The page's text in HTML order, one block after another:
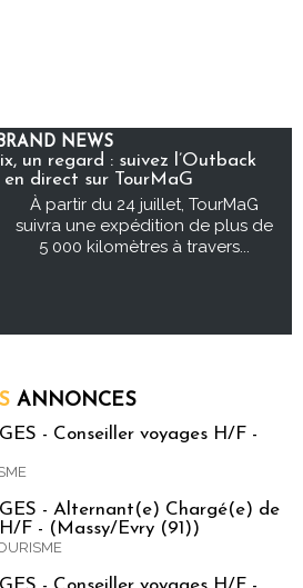
NEWS
un regard : suivez l’Outback
direct sur TourMaG
À partir du 24 juillet, TourMaG
suivra une expédition de plus de
5 000 kilomètres à travers...
ANNONCES
- Conseiller voyages H/F -
- Alternant(e) Chargé(e) de
F - (Massy/Evry (91))